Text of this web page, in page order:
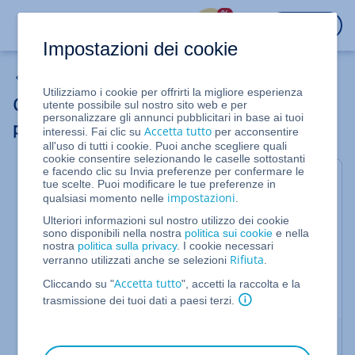
%
Configurazione dell'e-shop con la
procedura guidata
IONOS E-commerce Configurate il vostro computer
con la procedura guidata. E-commerce L'assistente
di configurazione vi guida attraverso le
impostazioni di base del vostro sito in semplici
passi. Qui è possibile personalizzare il design e
definire le singole pagine. È possibile modificare
tutte le personalizzazioni in qualsiasi momento.
Impostazioni dei cookie
Utilizziamo i cookie per offrirti la migliore esperienza
utente possibile sul nostro sito web e per
personalizzare gli annunci pubblicitari in base ai tuoi
interessi. Fai clic suAccetta tutto per acconsentire
all'uso di tutti i cookie. Puoi anche scegliere quali
cookie consentire selezionando le caselle sottostanti
e facendo clic su Invia preferenze per confermare le
tue scelte. Puoi modificare le tue preferenze in
qualsiasi momento nelle impostazioni
Ulteriori informazioni sul nostro utilizzo dei cookie
sono disponibili nella nostra politica sui cookie e nella
nostra politica sulla privacy. I cookie necessari
verranno utilizzati anche se selezioni Rifiuta
Cliccando su "Accetta tutto", accetti la raccolta e la
trasmissione dei tuoi dati a paesi terzi.